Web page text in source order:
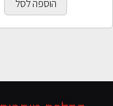
הוספה לסל